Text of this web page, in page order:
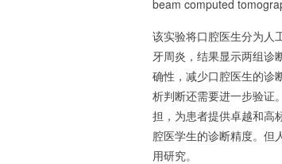
beam computed
该实验将口腔医生分为人
牙周炎，结果显示两组诊
确性，减少口腔医生的诊
析判断还需要进一步验证
担，为患者提供卓越和高
腔医学生的诊断精度。但
用研究。